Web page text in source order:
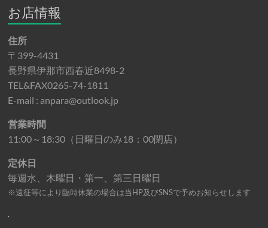
お店情報
住所
〒399-4431
長野県伊那市西春近8498-2
TEL&FAX0265-74-1811
E-mail : anpara@outlook.jp
営業時間
11:00～18:30（日曜日のみ18：00閉店）
定休日
毎週水、木曜日・第一、第三日曜日
※遠征等により臨時休業の場合は当HP及びSNSで予めお知らせします
.